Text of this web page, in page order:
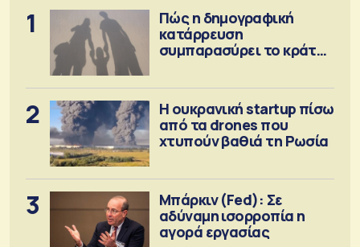
1
Πώς η δημογραφική
κατάρρευση
συμπαρασύρει το κράτος
2
Η ουκρανική startup πίσω
από τα drones που
χτυπούν βαθιά τη Ρωσία
3
Μπάρκιν (Fed): Σε
αδύναμη ισορροπία η
αγορά εργασίας